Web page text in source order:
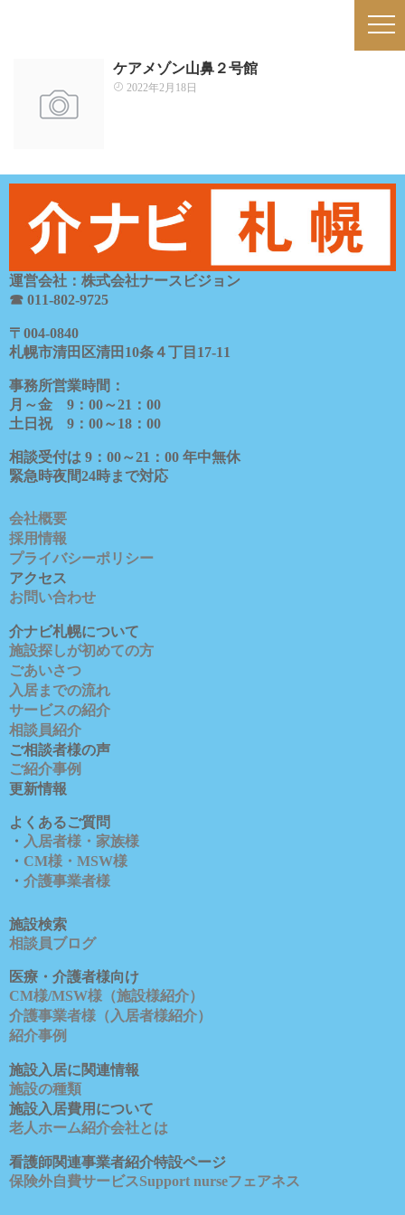
ケアメゾン山鼻２号館
2022年2月18日
運営会社：株式会社ナースビジョン
☎ 011-802-9725
〒 004-0840
札幌市清田区清田 10条４丁目 17-11
事務所営業時間：
月～金 9 ： 00～21 ： 00
土日祝 9 ： 00～18 ： 00
相談受付は 9 ： 00～21 ： 00 年中無休
緊急時夜間24時まで対応
会社概要
採用情報
プライバシーポリシー
アクセス
お問い合わせ
介ナビ札幌について
施設探しが初めての方
ごあいさつ
入居までの流れ
サービスの紹介
相談員紹介
ご相談者様の声
ご紹介事例
更新情報
よくあるご質問
・ 入居者様・家族様
・ CM様・MSW様
・ 介護事業者様
施設検索
相談員ブログ
医療・介護者様向け
CM様/MSW様（施設様紹介）
介護事業者様（入居者様紹介）
紹介事例
施設入居に関連情報
施設の種類
施設入居費用について
老人ホーム紹介会社とは
看護師関連事業者紹介特設ページ
保険外自費サービスSupport nurseフェアネス